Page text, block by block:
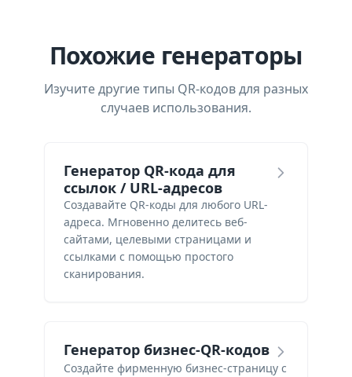
Похожие генераторы
Изучите другие типы QR-кодов для разных
случаев использования.
Генератор QR-кода для
ссылок / URL-адресов
Создавайте QR-коды для любого URL-
адреса. Мгновенно делитесь веб-
сайтами, целевыми страницами и
ссылками с помощью простого
сканирования.
Генератор бизнес-QR-кодов
Создайте фирменную бизнес-страницу с